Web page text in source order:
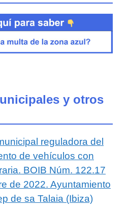
y otros
reguladora del
de vehículos con
BOIB Núm. 122.17
de 2022. Ayuntamiento
de sa Talaia (Ibiza)